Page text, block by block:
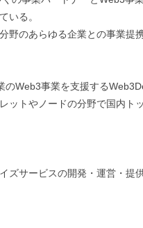
いる。
のあらゆる企業との事業提
Web3事業を支援する
トやノードの分野で国内ト
ズサービスの開発・運営・提